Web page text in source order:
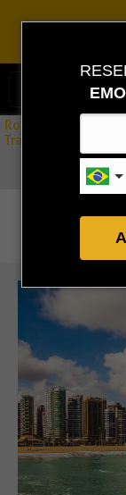
Rota Combo
Transfers Fortaleza